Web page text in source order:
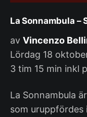
La Sonnambula –
av Vincenzo
Lördag 18
3 tim 15 min inkl
La Sonnambula
som uruppfördes